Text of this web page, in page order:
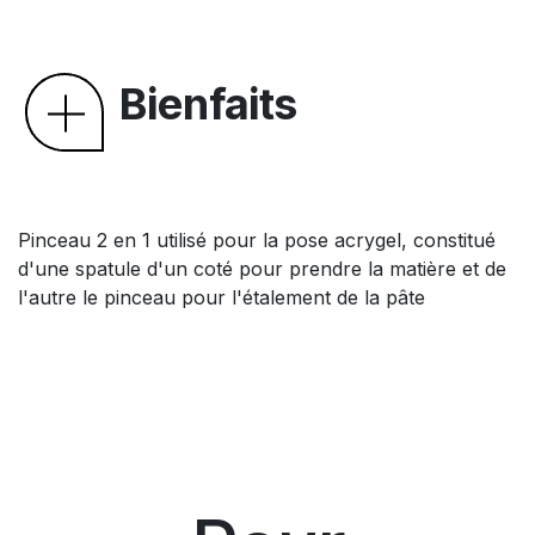
Bienfaits
Pinceau 2 en 1 utilisé pour la pose acrygel, constitué
d'une spatule d'un coté pour prendre la matière et de
l'autre le pinceau pour l'étalement de la pâte